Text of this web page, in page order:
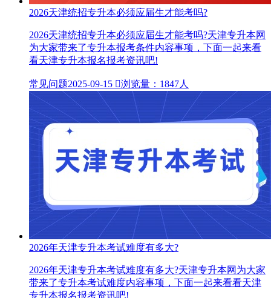
2026天津统招专升本必须应届生才能考吗?
2026天津统招专升本必须应届生才能考吗?天津专升本网
为大家带来了专升本报考条件内容事项，下面一起来看
看天津专升本报名报考资讯吧!
常见问题2025-09-15 浏览量：1847人
2026年天津专升本考试难度有多大?
2026年天津专升本考试难度有多大?天津专升本网为大家
带来了专升本考试难度内容事项，下面一起来看看天津
专升本报名报考资讯吧!